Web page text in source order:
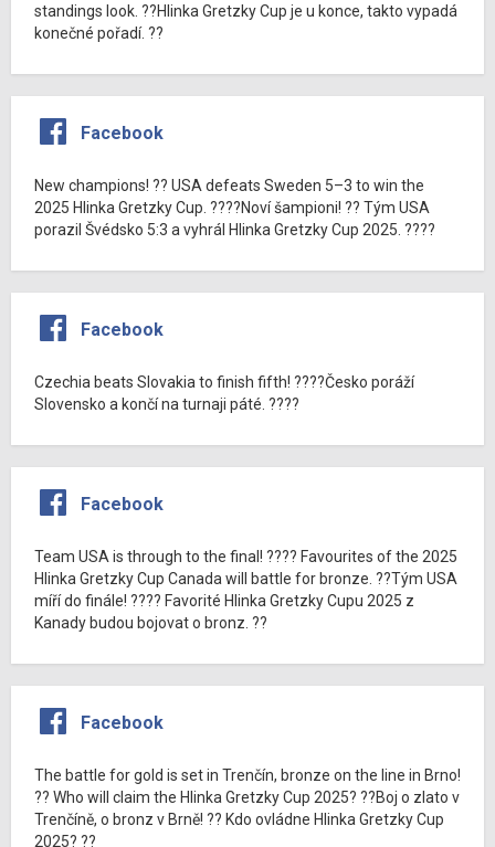
standings look. ??Hlinka Gretzky Cup je u konce, takto vypadá
konečné pořadí. ??
Facebook
New champions! ?? USA defeats Sweden 5–3 to win the
2025 Hlinka Gretzky Cup. ????Noví šampioni! ?? Tým USA
porazil Švédsko 5:3 a vyhrál Hlinka Gretzky Cup 2025. ????
Facebook
Czechia beats Slovakia to finish fifth! ????Česko poráží
Slovensko a končí na turnaji páté. ????
Facebook
Team USA is through to the final! ???? Favourites of the 2025
Hlinka Gretzky Cup Canada will battle for bronze. ??Tým USA
míří do finále! ???? Favorité Hlinka Gretzky Cupu 2025 z
Kanady budou bojovat o bronz. ??
Facebook
The battle for gold is set in Trenčín, bronze on the line in Brno!
?? Who will claim the Hlinka Gretzky Cup 2025? ??Boj o zlato v
Trenčíně, o bronz v Brně! ?? Kdo ovládne Hlinka Gretzky Cup
2025? ??